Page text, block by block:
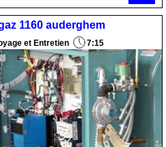
1160 auderghem
et Entretien 7:15